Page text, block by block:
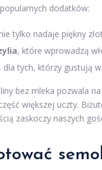
dodatków:
tylko nadaje piękny
, które wprowadzą
, dla tych, którzy gustują
bez mleka pozwala
większej uczty.
zaskoczy naszych